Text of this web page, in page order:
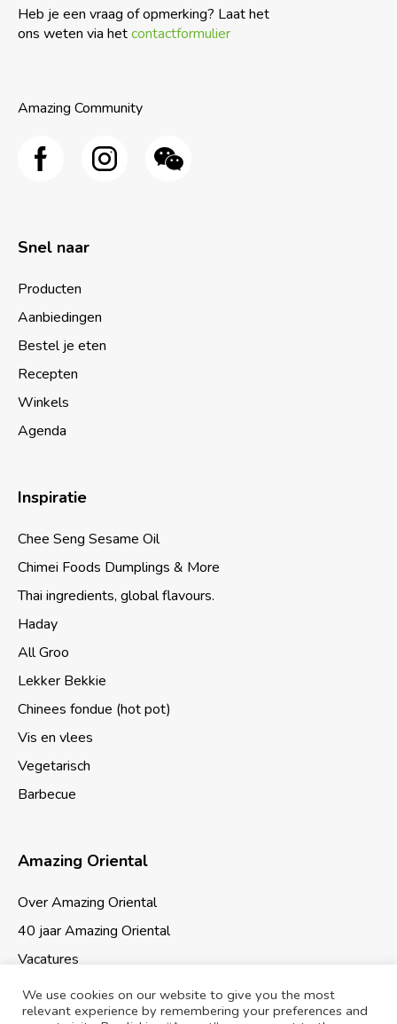
Heb je een vraag of opmerking? Laat het
ons weten via hetcontactformulier
Amazing Community
Snel naar
Producten
Aanbiedingen
Bestel je eten
Recepten
Winkels
Agenda
Inspiratie
Chee Seng Sesame Oil
Chimei Foods Dumplings & More
Thai ingredients, global flavours.
Haday
All Groo
Lekker Bekkie
Chinees fondue (hot pot)
Vis en vlees
Vegetarisch
Barbecue
Amazing Oriental
Over Amazing Oriental
40 jaar Amazing Oriental
Vacatures
We use cookies on our website to give you the most
relevant experience by remembering your preferences and